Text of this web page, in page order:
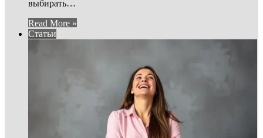
выбирать…
Read More »
Статьи